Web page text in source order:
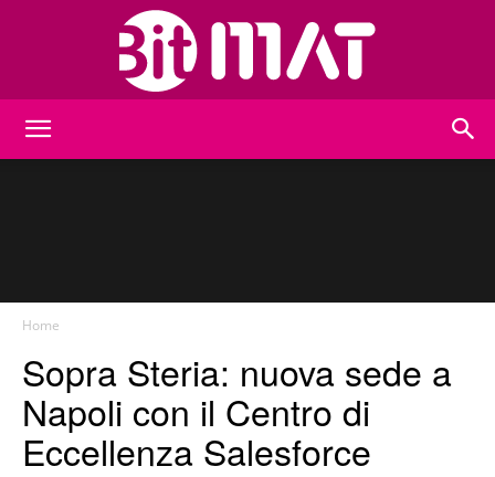
Home
Sopra Steria: nuova sede a
Napoli con il Centro di
Eccellenza Salesforce